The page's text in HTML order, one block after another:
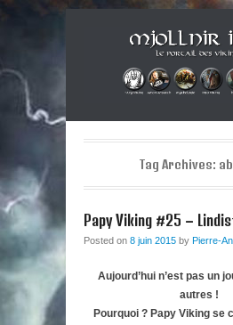
Mjollnir Info :
Vikings !
Musique métal et culture
Berzerker ! Alors si vous vous
Thor aux cheveux longs et à
Tag Archives:
Papy Viking #25 –
Posted on 8 juin 2015 by Pierre-
Aujourd’hui n’est pas un
autres !
Pourquoi ? Papy Viking se